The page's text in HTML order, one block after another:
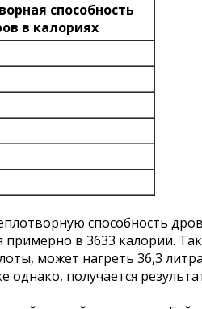
способность
в калориях
способность
примерно в 3633 калории.
может нагреть 36,3
получается